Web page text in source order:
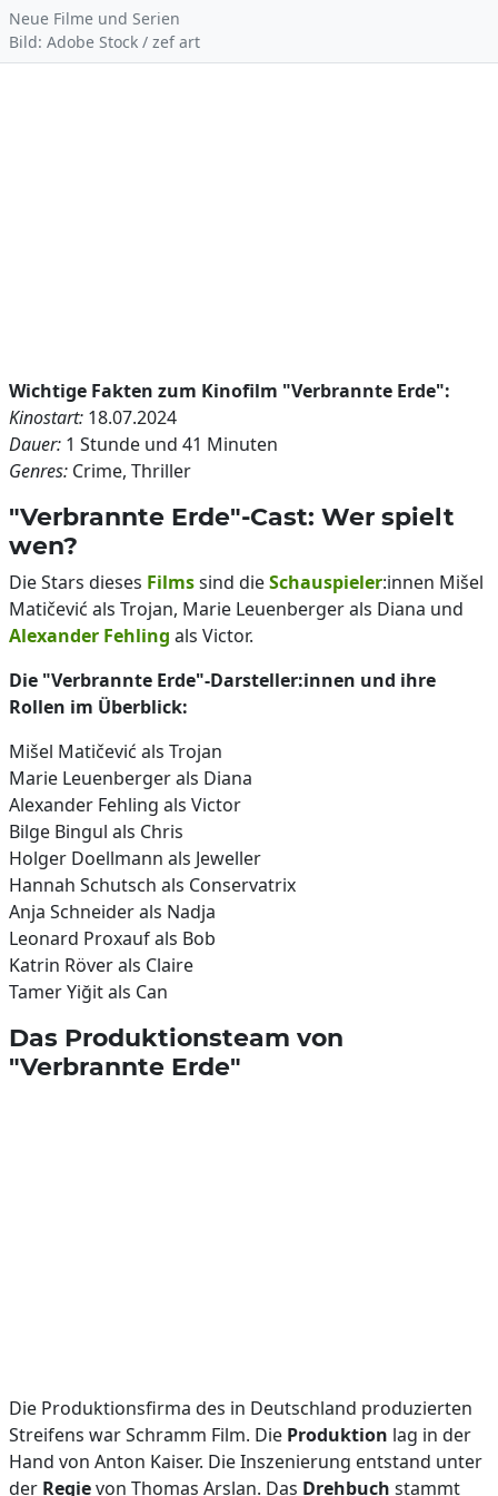
Neue Filme und Serien
Bild: Adobe Stock / zef art
Wichtige Fakten zum Kinofilm "Verbrannte Erde":
Kinostart: 18.07.2024
Dauer: 1 Stunde und 41 Minuten
Genres: Crime, Thriller
"Verbrannte Erde"-Cast: Wer spielt
wen?
Die Stars dieses Filmssind dieSchauspieler:innen Mišel
Matičević als Trojan, Marie Leuenberger als Diana und
Alexander Fehling als Victor.
Die "Verbrannte Erde"-Darsteller:innen und ihre
Rollen im Überblick:
Mišel Matičević als Trojan
Marie Leuenberger als Diana
Alexander Fehling als Victor
Bilge Bingul als Chris
Holger Doellmann als Jeweller
Hannah Schutsch als Conservatrix
Anja Schneider als Nadja
Leonard Proxauf als Bob
Katrin Röver als Claire
Tamer Yiğit als Can
Das Produktionsteam von
"Verbrannte Erde"
Die Produktionsfirma des in Deutschland produzierten
Streifens war Schramm Film. Die Produktion lag in der
Hand von Anton Kaiser. Die Inszenierung entstand unter
der Regievon Thomas Arslan. Das Drehbuch stammt